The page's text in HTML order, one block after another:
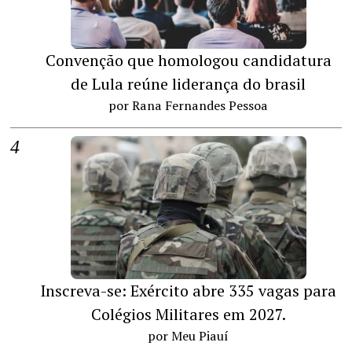
Convenção que homologou candidatura
de Lula reúne liderança do brasil
por Rana Fernandes Pessoa
Inscreva-se: Exército abre 335 vagas para
Colégios Militares em 2027.
por Meu Piauí